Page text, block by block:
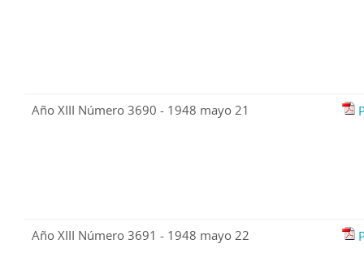
Año XIII Número 3690 - 1948 mayo 21
Año XIII Número 3691 - 1948 mayo 22